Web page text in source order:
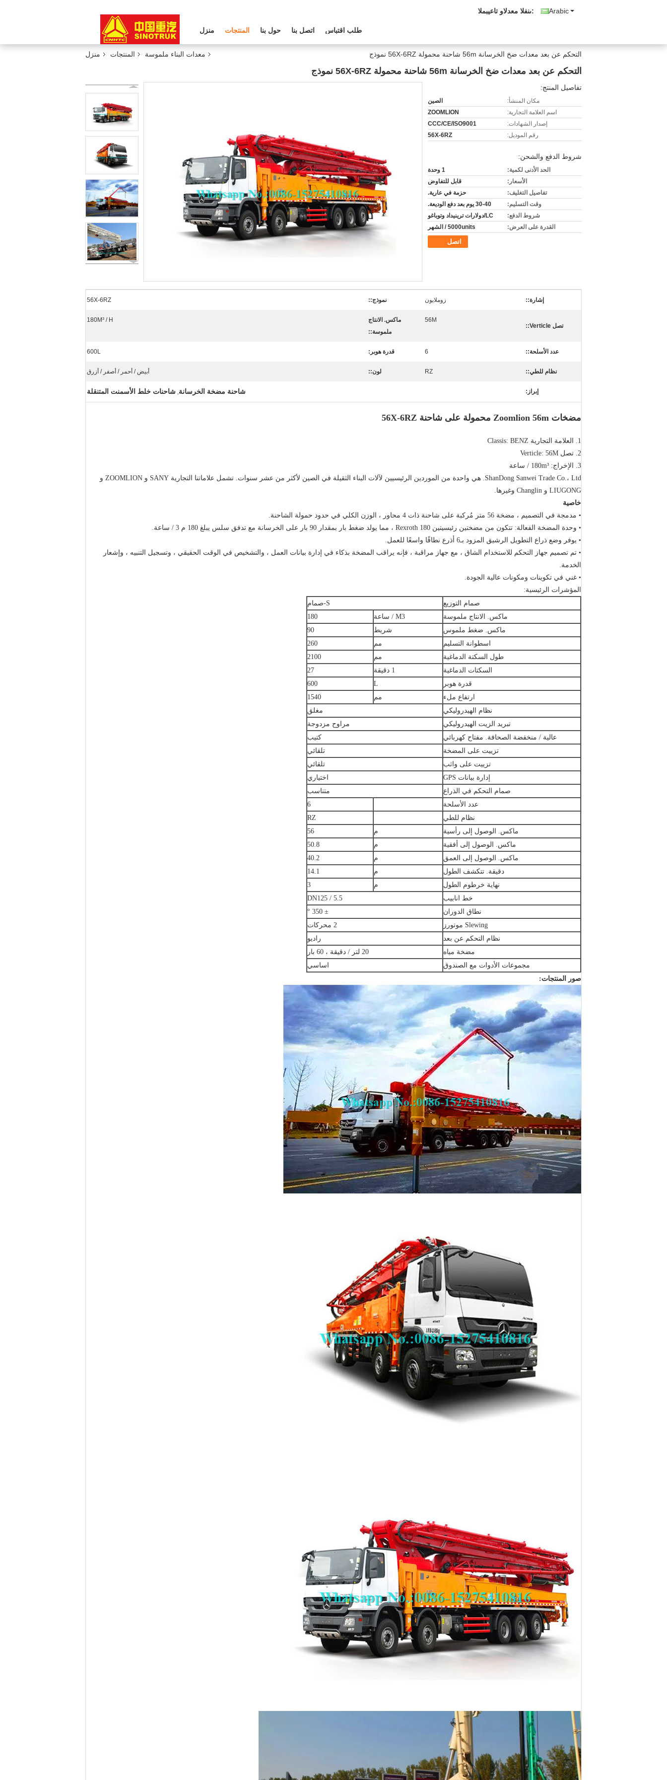
Arabic المبيعات والدعم الفنى:
منزل المنتجات حول بنا اتصل بنا طلب اقتباس
منزل المنتجات معدات البناء ملموسة التحكم عن بعد معدات ضخ الخرسانة 56m شاحنة محمولة 56X-6RZ نموذج
التحكم عن بعد معدات ضخ الخرسانة 56m شاحنة محمولة 56X-6RZ نموذج
تفاصيل المنتج:
مكان المنشأ:
الصين
اسم العلامة التجارية:
ZOOMLION
إصدار الشهادات:
CCC/CE/ISO9001
رقم الموديل:
56X-6RZ
شروط الدفع والشحن:
الحد الأدنى لكمية:
1 وحدة
الأسعار:
قابل للتفاوض
تفاصيل التغليف:
حزمة في عارية.
وقت التسليم:
30-40 يوم بعد دفع الوديعة.
شروط الدفع:
LC/دولارات ترينيداد وتوباغو
القدرة على العرض:
5000units / الشهر
اتصل
إشارة:: زوملايون نموذج:: 56X-6RZ
تصل Verticle::
56M
ماكس. الانتاج
ملموسة::
180M³ / H
عدد الأسلحة:: 6 قدرة هوبر: 600L
نظام للطي:: RZ لون:: أبيض / أحمر / أصفر / أزرق
إبراز: شاحنة مضخة الخرسانة, شاحنات خلط الأسمنت المتنقلة
مضخات Zoomlion 56m محمولة على شاحنة 56X-6RZ
1. العلامة التجارية Classis: BENZ
2. تصل Verticle: 56M
3. الإخراج: 180m³ / ساعة
ShanDong Sanwei Trade Co.، Ltd. هي واحدة من الموردين الرئيسيين لآلات البناء الثقيلة في الصين لأكثر من عشر سنوات.
تشمل علاماتنا التجارية SANY و ZOOMLION و
LIUGONG و Changlin وغيرها.
خاصية
• مدمجة في التصميم ، مضخة 56 متر مُركبة على شاحنة ذات 4 محاور ، الوزن الكلي في حدود حمولة الشاحنة.
• وحدة المضخة الفعالة: تتكون من مضختين رئيسيتين Rexroth 180 ، مما يولد ضغط بار بمقدار 90 بار على الخرسانة مع تدفق سلس يبلغ 180 م 3 / ساعة.
• يوفر وضع ذراع التطويل الرشيق المزود بـ6 أذرع نطاقًا واسعًا للعمل.
• تم تصميم جهاز التحكم للاستخدام الشاق ، مع جهاز مراقبة ، فإنه يراقب المضخة بذكاء في إدارة بيانات العمل ، والتشخيص في الوقت الحقيقي ، وتسجيل التنبيه ، وإشعار
الخدمة.
• غني في تكوينات ومكونات عالية الجودة.
المؤشرات الرئيسية:
صمام التوزيع
S-صمام
ماكس.
الانتاج ملموسة M3 / ساعة
180
ماكس.
ضغط ملموس شريط
90
اسطوانة التسليم
مم
260
طول السكتة الدماغية
مم
2100
السكتات الدماغية
1 دقيقة
27
قدرة هوبر
L
600
ارتفاع ملء
مم
1540
نظام الهيدروليكي
مغلق
تبريد الزيت الهيدروليكي
مراوح مزدوجة
عالية / منخفضة الصحافة.
مفتاح كهربائي
كتيب
تزييت على المضخة
تلقائي
تزييت على واثب
تلقائي
إدارة بيانات GPS
اختياري
صمام التحكم في الذراع
متناسب
عدد الأسلحة
6
نظام للطي
RZ
ماكس.
الوصول إلى رأسية م
56
ماكس.
الوصول إلى أفقية م
50.8
ماكس.
الوصول إلى العمق م
40.2
دقيقة. تتكشف الطول م
14.1
نهاية خرطوم الطول
م
3
خط انابيب
DN125 / 5.5
نطاق الدوران
± 350 °
Slewing موتورز
2 محركات
نظام التحكم عن بعد
راديو
مضخة مياه
20 لتر / دقيقة ، 60 بار
مجموعات الأدوات مع الصندوق
اساسي
صور المنتجات: